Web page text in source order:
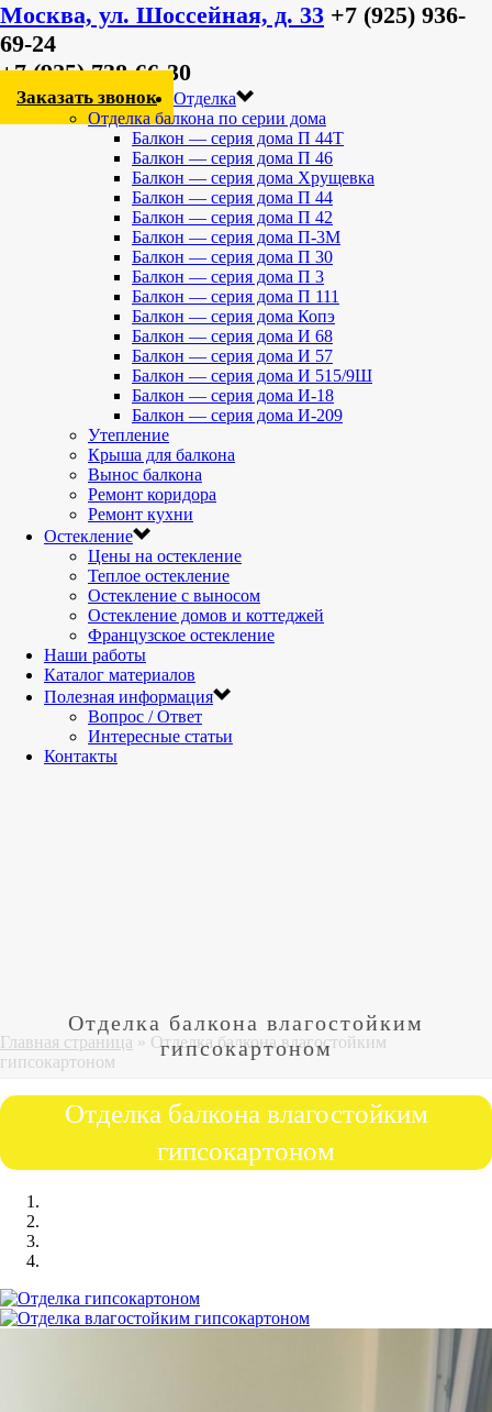
Москва, ул. Шоссейная, д. 33 +7 (925) 936-
69-24
+7 (925) 738-66-30
Заказать звонок
Отделка
Отделка балкона по серии дома
Балкон — серия дома П 44Т
Балкон — серия дома П 46
Балкон — серия дома Хрущевка
Балкон — серия дома П 44
Балкон — серия дома П 42
Балкон — серия дома П-3М
Балкон — серия дома П 30
Балкон — серия дома П 3
Балкон — серия дома П 111
Балкон — серия дома Копэ
Балкон — серия дома И 68
Балкон — серия дома И 57
Балкон — серия дома И 515/9Ш
Балкон — серия дома И-18
Балкон — серия дома И-209
Утепление
Крыша для балкона
Вынос балкона
Ремонт коридора
Ремонт кухни
Остекление
Цены на остекление
Теплое остекление
Остекление с выносом
Остекление домов и коттеджей
Французское остекление
Наши работы
Каталог материалов
Полезная информация
Вопрос / Ответ
Интересные статьи
Контакты
Отделка балкона влагостойким
гипсокартоном
Главная страница » Отделка балкона влагостойким
гипсокартоном
Отделка балкона влагостойким
гипсокартоном